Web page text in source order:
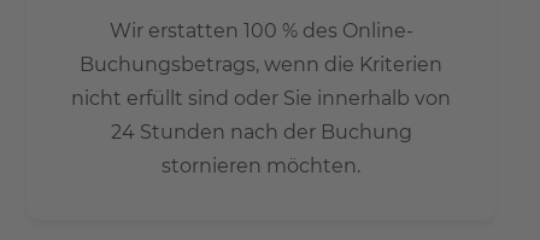
Wir erstatten 100 % des Online-
Buchungsbetrags, wenn die Kriterien
nicht erfüllt sind oder Sie innerhalb von
24 Stunden nach der Buchung
stornieren möchten.